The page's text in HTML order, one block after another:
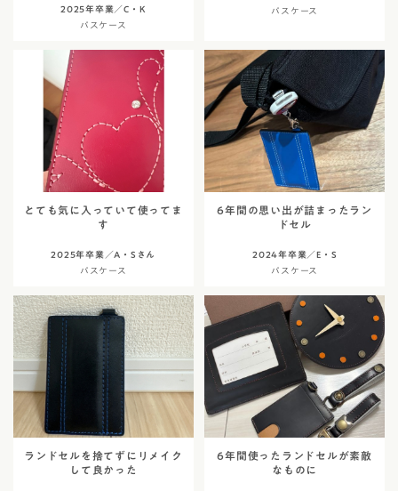
2025年卒業／C・K
パスケース
パスケース
とても気に入っていて使ってま
す
2025年卒業／A・Sさん
パスケース
6年間の思い出が詰まったラン
ドセル
2024年卒業／E・S
パスケース
ランドセルを捨てずにリメイク
して良かった
6年間使ったランドセルが素敵
なものに